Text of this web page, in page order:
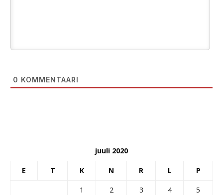
0 KOMMENTAARI
juuli 2020
E T K N R L P
1 2 3 4
5